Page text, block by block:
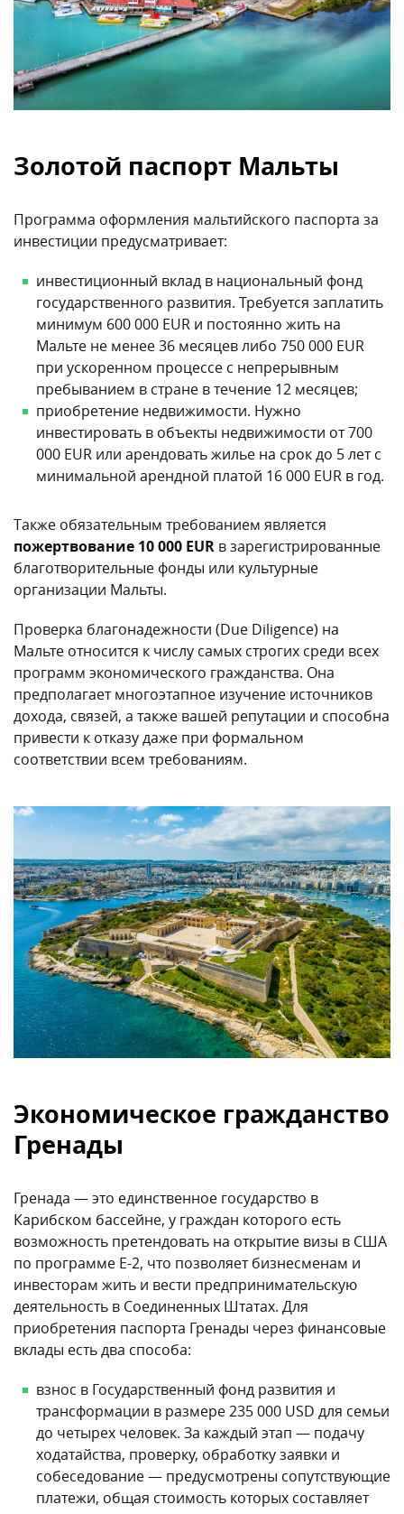
Золотой паспорт Мальты
Программа оформления мальтийского паспорта за
инвестиции предусматривает:
инвестиционный вклад в национальный фонд
государственного развития. Требуется заплатить
минимум 600 000 EUR и постоянно жить на
Мальте не менее 36 месяцев либо 750 000 EUR
при ускоренном процессе с непрерывным
пребыванием в стране в течение 12 месяцев;
приобретение недвижимости. Нужно
инвестировать в объекты недвижимости от 700
000 EUR или арендовать жилье на срок до 5 лет с
минимальной арендной платой 16 000 EUR в год.
Также обязательным требованием является
пожертвование 10 000 EUR в зарегистрированные
благотворительные фонды или культурные
организации Мальты.
Проверка благонадежности (Due Diligence) на
Мальте относится к числу самых строгих среди всех
программ экономического гражданства. Она
предполагает многоэтапное изучение источников
дохода, связей, а также вашей репутации и способна
привести к отказу даже при формальном
соответствии всем требованиям.
Экономическое гражданство
Гренады
Гренада — это единственное государство в
Карибском бассейне, у граждан которого есть
возможность претендовать на открытие визы в США
по программе E-2, что позволяет бизнесменам и
инвесторам жить и вести предпринимательскую
деятельность в Соединенных Штатах. Для
приобретения паспорта Гренады через финансовые
вклады есть два способа:
взнос в Государственный фонд развития и
трансформации в размере 235 000 USD для семьи
до четырех человек. За каждый этап — подачу
ходатайства, проверку, обработку заявки и
собеседование — предусмотрены сопутствующие
платежи, общая стоимость которых составляет